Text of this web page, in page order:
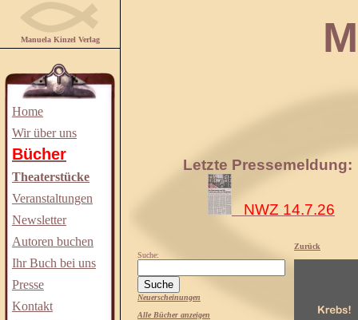
Manuela Kinzel Verlag
Home
Wir über uns
Bücher
Theaterstücke
Veranstaltungen
Newsletter
Autoren buchen
Ihr Buch bei uns
Presse
Kontakt
Letzte Pressemeldung:
NWZ 14.7.26
Suche:
Neuerscheinungen
Alle Bücher anzeigen
Zurück